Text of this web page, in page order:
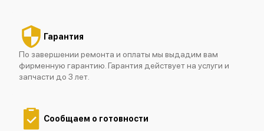
Гарантия
По завершении ремонта и оплаты мы выдадим вам
фирменную гарантию. Гарантия действует на услуги и
запчасти до 3 лет.
Сообщаем о готовности